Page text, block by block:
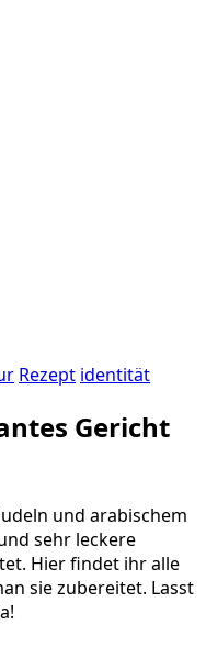
Rezept identität
Gericht
und arabischem
sehr leckere
Hier findet ihr alle
sie zubereitet. Lasst